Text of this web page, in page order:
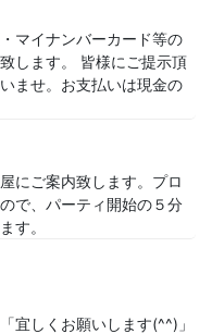
マイナンバーカード等の
します。 皆様にご提示頂
ませ。お支払いは現金の
にご案内致します。プロ
で、パーティ開始の５分
す。
宜しくお願いします(^^)」